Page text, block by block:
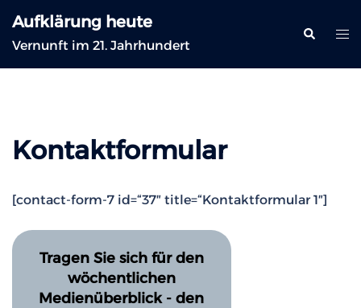
Inhalt
springen
Aufklärung heute
Vernunft im 21. Jahrhundert
Suche
Kontaktformular
[contact-form-7 id=“37″ title=“Kontaktformular 1″]
Tragen Sie sich für den
wöchentlichen
Medienüberblick - den